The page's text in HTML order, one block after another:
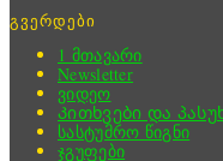
გვერდები
1 მთავარი
Newsletter
ვიდეო
Კითხვები და
სასტუმრო წიგნი
ჯგუფები